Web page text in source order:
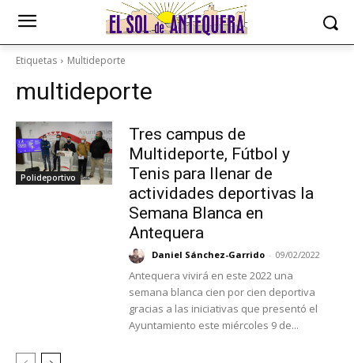
Etiquetas Multideporte
multideporte
Polideportivo
Tres campus de
Multideporte, Fútbol y
Tenis para llenar de
actividades deportivas la
Semana Blanca en
Antequera
Daniel Sánchez-Garrido - 09/02/2022
Antequera vivirá en este 2022 una
semana blanca cien por cien deportiva
gracias a las iniciativas que presentó el
Ayuntamiento este miércoles 9 de...